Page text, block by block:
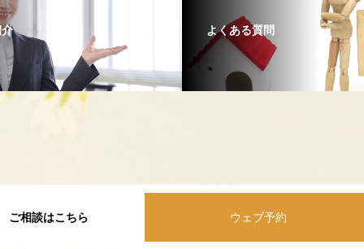
よくある質問
ご相談はこちら ウェブ予約